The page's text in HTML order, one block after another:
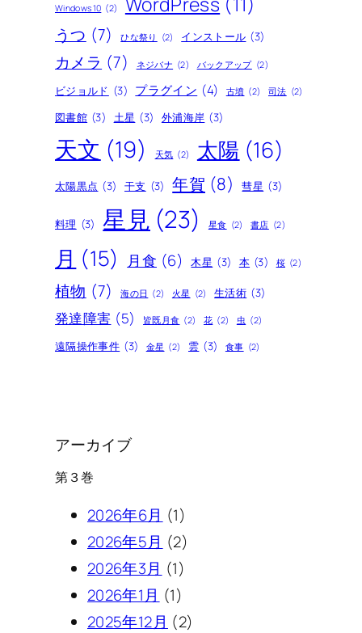
Windows10 (2)
うつ (7) ひな祭り (2) インストール (3)
カメラ (7) ネジバナ (2) バックアップ (2)
ビジョルド (3) プラグイン (4) 古墳 (2) 司法 (2)
図書館 (3) 土星 (3) 外浦海岸 (3)
天文 (19) 天気 (2) 太陽 (16)
太陽黒点 (3) 干支 (3) 年賀 (8) 彗星 (3)
料理 (3) 星見 (23) 星食 (2) 書店 (2)
月 (15) 月食 (6) 木星 (3) 本 (3) 桜 (2)
植物 (7) 海の日 (2) 火星 (2) 生活術 (3)
発達障害 (5) 皆既月食 (2) 花 (2) 虫 (2)
遠隔操作事件 (3) 金星 (2) 雲 (3) 食事 (2)
アーカイブ
第３巻
2026年6月 (1)
2026年5月 (2)
2026年3月 (1)
2026年1月 (1)
2025年12月 (2)